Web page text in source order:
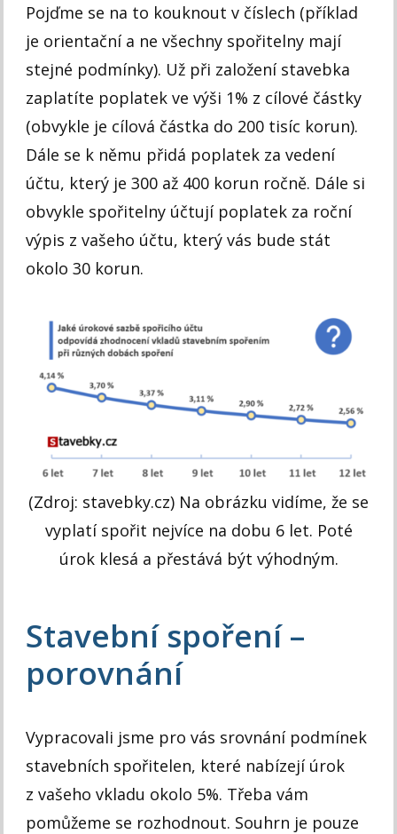
Pojďme se na to kouknout v číslech (příklad
je orientační a ne všechny spořitelny mají
stejné podmínky). Už při založení stavebka
zaplatíte poplatek ve výši 1% z cílové částky
(obvykle je cílová částka do 200 tisíc korun).
Dále se k němu přidá poplatek za vedení
účtu, který je 300 až 400 korun ročně. Dále si
obvykle spořitelny účtují poplatek za roční
výpis z vašeho účtu, který vás bude stát
okolo 30 korun.
(Zdroj: stavebky.cz) Na obrázku vidíme, že se
vyplatí spořit nejvíce na dobu 6 let. Poté
úrok klesá a přestává být výhodným.
Stavební spoření –
porovnání
Vypracovali jsme pro vás srovnání podmínek
stavebních spořitelen, které nabízejí úrok
z vašeho vkladu okolo 5%. Třeba vám
pomůžeme se rozhodnout. Souhrn je pouze